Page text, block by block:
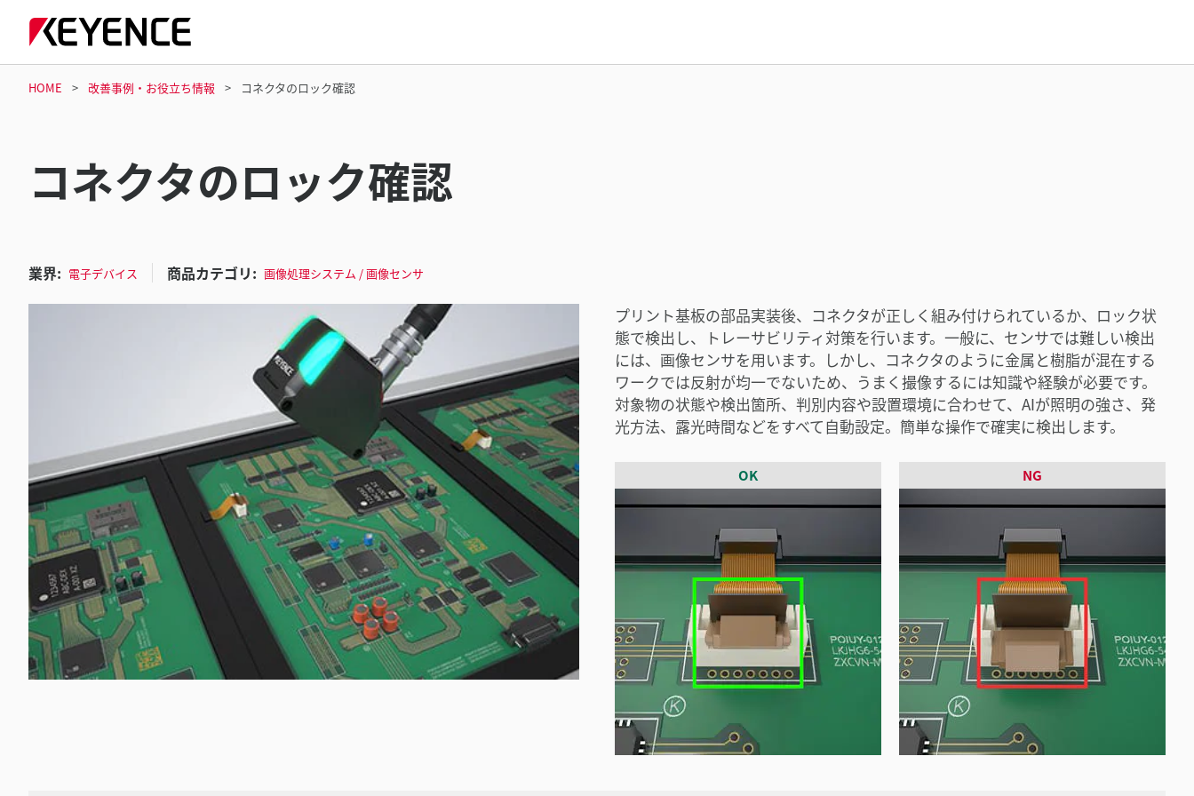
HOME 改善事例・お役立ち情報 コネクタのロック確認
コネクタのロック確認
業界: 電子デバイス 商品カテゴリ: 画像処理システム / 画像センサ
プリント基板の部品実装後、コネクタが正しく組み付けられているか、ロック状
態で検出し、トレーサビリティ対策を行います。一般に、センサでは難しい検出
には、画像センサを用います。しかし、コネクタのように金属と樹脂が混在する
ワークでは反射が均一でないため、うまく撮像するには知識や経験が必要です。
対象物の状態や検出箇所、判別内容や設置環境に合わせて、AIが照明の強さ、発
光方法、露光時間などをすべて自動設定。簡単な操作で確実に検出します。
OK NG